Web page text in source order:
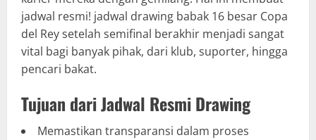
jadwal resmi! jadwal drawing babak 16 besar Copa
del Rey setelah semifinal berakhir menjadi sangat
vital bagi banyak pihak, dari klub, suporter, hingga
pencari bakat.
Tujuan dari Jadwal Resmi Drawing
Memastikan transparansi dalam proses